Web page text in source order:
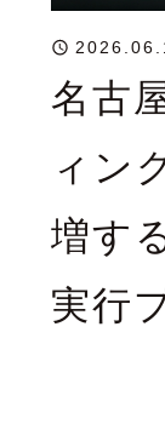
名古
ィン
増す
実行